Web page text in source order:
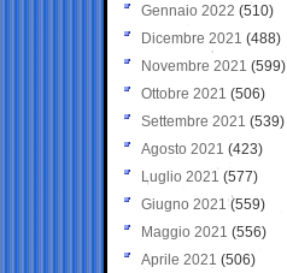
Gennaio 2022 (510)
Dicembre 2021 (488)
Novembre 2021 (599)
Ottobre 2021 (506)
Settembre 2021 (539)
Agosto 2021 (423)
Luglio 2021 (577)
Giugno 2021(559)
Maggio 2021 (556)
Aprile 2021 (506)